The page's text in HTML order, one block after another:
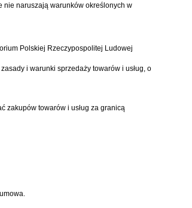
nie naruszają warunków określonych w
Polskiej Rzeczypospolitej Ludowej
i warunki sprzedaży towarów i usług, o
zakupów towarów i usług za granicą